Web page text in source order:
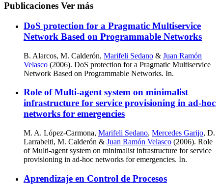
Publicaciones Ver más
DoS protection for a Pragmatic Multiservice
Network Based on Programmable Networks
B. Alarcos, M. Calderón, Marifeli Sedano & Juan Ramón
Velasco (2006). DoS protection for a Pragmatic Multiservice
Network Based on Programmable Networks. In.
Role of Multi-agent system on minimalist
infrastructure for service provisioning in ad-hoc
networks for emergencies
M. A. López-Carmona, Marifeli Sedano, Mercedes Garijo, D.
Larrabeiti, M. Calderón & Juan Ramón Velasco (2006). Role
of Multi-agent system on minimalist infrastructure for service
provisioning in ad-hoc networks for emergencies. In.
Aprendizaje en Control de Procesos